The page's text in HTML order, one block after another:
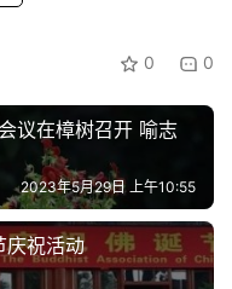
0 0
议在樟树召开 喻志
2023年5月29日 上午10:55
庆祝活动